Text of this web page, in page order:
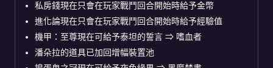
私房錢現在只會在玩家戰鬥回合開始時給予金幣
進化論現在只會在玩家戰鬥回合開始時給予經驗值
機甲：至尊現在可給予泰坦的誓言 ⇒ 嗜血者
潘朵拉的道具已加回增幅裝置池